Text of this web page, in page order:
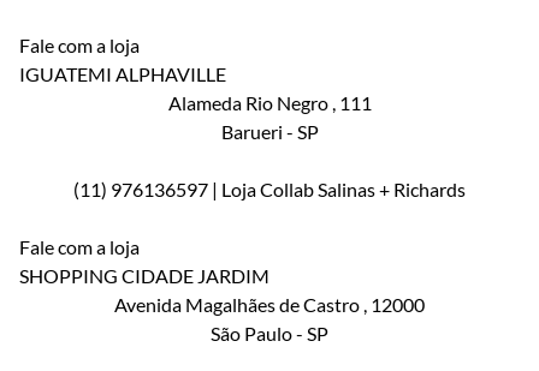
Fale com a loja
IGUATEMI ALPHAVILLE
Alameda Rio Negro , 111
Barueri - SP
(11) 976136597 | Loja Collab Salinas + Richards
Fale com a loja
SHOPPING CIDADE JARDIM
Avenida Magalhães de Castro , 12000
São Paulo- SP